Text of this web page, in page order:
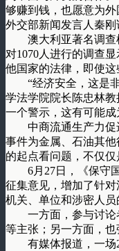
够赚到钱，也愿意为
外交部新闻发言人秦刚
澳大利亚著名调查机
对1070人进行的调查
他国家的法律，即使这
“经济安全，这是非
学法学院院长陈忠林
一个警示，这有可能
中商流通生产力促
事件为金属、石油其
的起点看问题，不仅
6月27日，《保守国
征集意见，增加了针
机关、单位和涉密人员
一方面，参与讨论
等主张；另一方面，也
有媒体报道，一场